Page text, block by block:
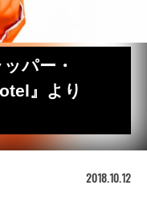
パー・
』より
2018.10.12